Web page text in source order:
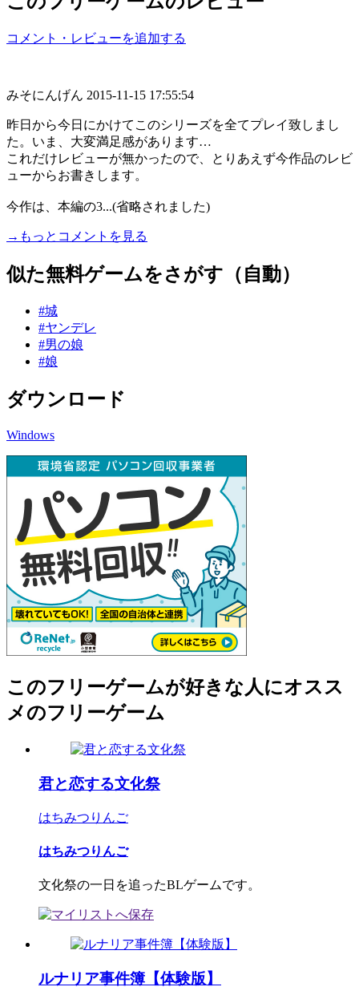
コメント・レビューを追加する
みそにんげん 2015-11-15 17:55:54
昨日から今日にかけてこのシリーズを全てプレイ致しまし
た。いま、大変満足感があります…
これだけレビューが無かったので、とりあえず今作品のレビ
ューからお書きします。
今作は、本編の3...(省略されました)
→もっとコメントを見る
似た無料ゲームをさがす（自動）
#城
#ヤンデレ
#男の娘
#娘
ダウンロード
Windows
このフリーゲームが好きな人にオスス
メのフリーゲーム
君と恋する文化祭
はちみつりんご
はちみつりんご
文化祭の一日を追ったBLゲームです。
ルナリア事件簿【体験版】